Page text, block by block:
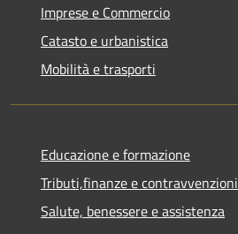
Imprese e Commercio
Catasto e urbanistica
Mobilità e trasporti
Educazione e formazione
Tributi,finanze e contravvenzioni
Salute, benessere e assistenza